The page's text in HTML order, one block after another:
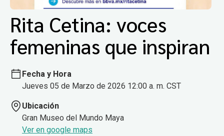
Rita Cetina: voces
femeninas que inspiran
Fecha y Hora
Jueves 05 de Marzo de 2026 12:00 a. m. CST
Ubicación
Gran Museo del Mundo Maya
Ver en google maps